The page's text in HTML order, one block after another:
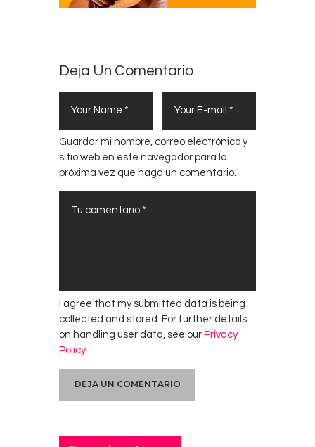
Deja Un Comentario
Guardar mi nombre, correo electrónico y
sitio web en este navegador para la
próxima vez que haga un comentario.
I agree that my submitted data is being
collected and stored. For further details
on handling user data, see our Privacy
Policy